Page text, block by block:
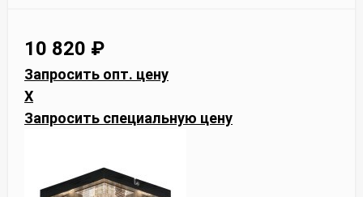
10 820 ₽
Запросить опт. цену
X
Запросить специальную цену